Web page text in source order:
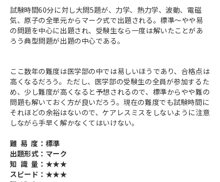
試験時間60分に対し大問5題が、力学、熱力学、波動、電磁
気、原子の全単元からマーク式で出題される。標準～やや易
の問題を中心に出題され、受験生なら一度は解いたことがあ
ろう典型問題が出題の中心である。
ここ数年の難度は医学部の中では易しいほうであり、合格点は
高くなるだろう。ただし、医学部の受験生の全員が参加するた
め、少し難度が高くなると予想されるので、標準からやや難の
問題も解いておく方が良いだろう。現在の難度でも試験時間に
それほどの余裕はないので、ケアレスミスをしないように注意
しながら手早く解かなくてはいけない。
難 易 度：標準
出題形式：マーク
知 識 量：★★★
スピード：★★★